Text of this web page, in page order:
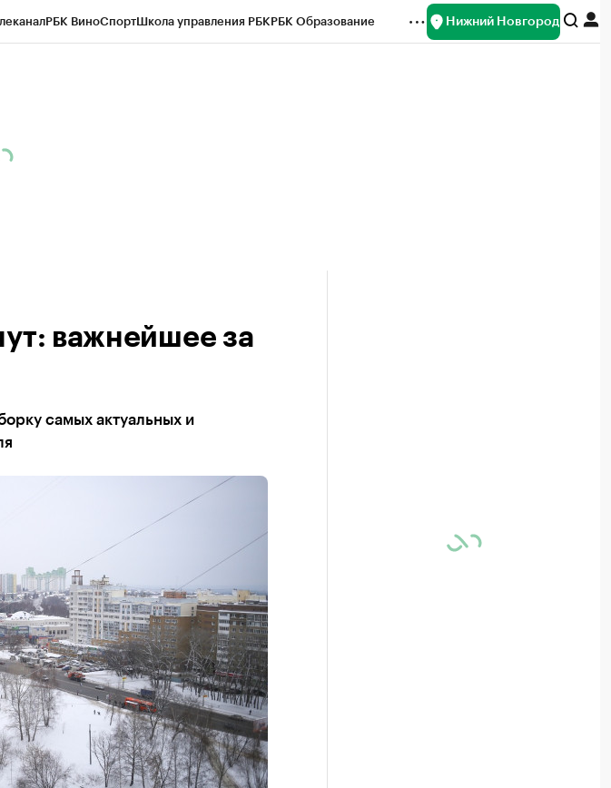
РБК ВиноСпортШкола управления РБКРБК Образование Нижний Новгород
важнейшее за
самых актуальных и